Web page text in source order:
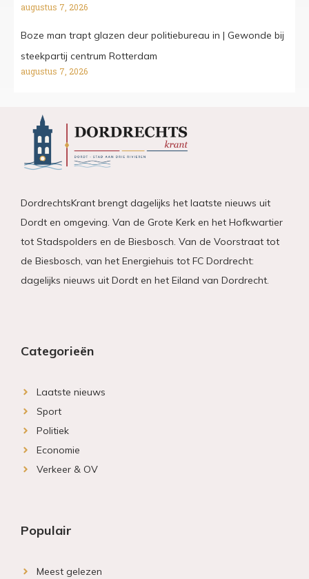
augustus 7, 2026
Boze man trapt glazen deur politiebureau in | Gewonde bij
steekpartij centrum Rotterdam
augustus 7, 2026
DordrechtsKrant brengt dagelijks het laatste nieuws uit
Dordt en omgeving. Van de Grote Kerk en het Hofkwartier
tot Stadspolders en de Biesbosch. Van de Voorstraat tot
de Biesbosch, van het Energiehuis tot FC Dordrecht:
dagelijks nieuws uit Dordt en het Eiland van Dordrecht.
Categorieën
Laatste nieuws
Sport
Politiek
Economie
Verkeer & OV
Populair
Meest gelezen